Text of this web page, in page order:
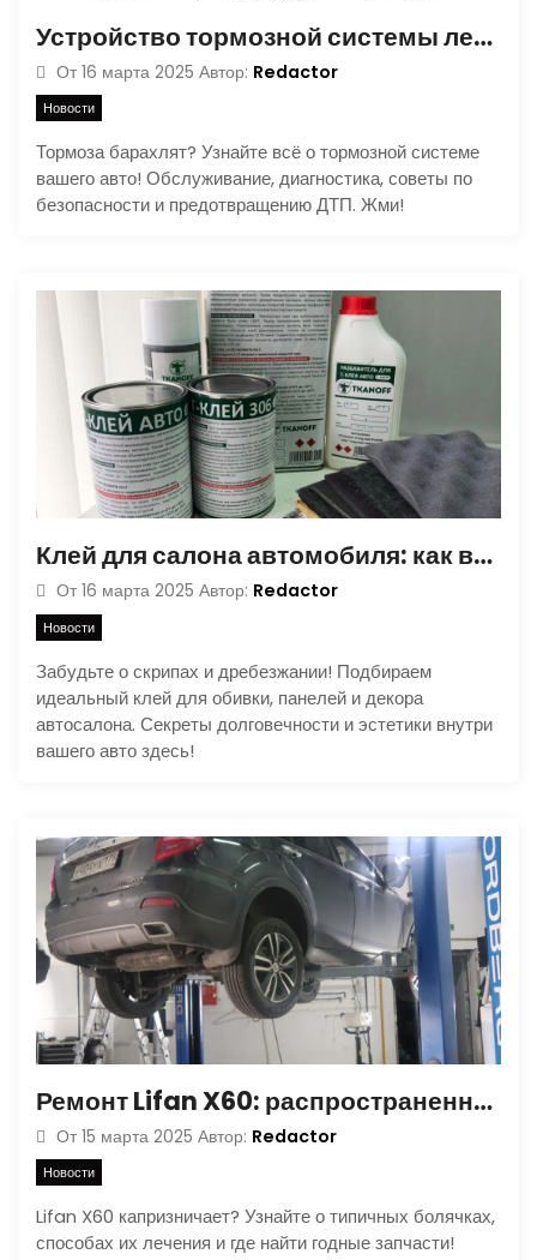
Устройство тормозной системы легкового автомобиля
От 16 марта 2025 Автор: Redactor
Новости
Тормоза барахлят? Узнайте всё о тормозной системе
вашего авто! Обслуживание, диагностика, советы по
безопасности и предотвращению ДТП. Жми!
Клей для салона автомобиля: как выбрать и правильно использовать
От 16 марта 2025 Автор: Redactor
Новости
Забудьте о скрипах и дребезжании! Подбираем
идеальный клей для обивки, панелей и декора
автосалона. Секреты долговечности и эстетики внутри
вашего авто здесь!
Ремонт Lifan X60: распространенные проблемы и способы их устранения
От 15 марта 2025 Автор: Redactor
Новости
Lifan X60 капризничает? Узнайте о типичных болячках,
способах их лечения и где найти годные запчасти!